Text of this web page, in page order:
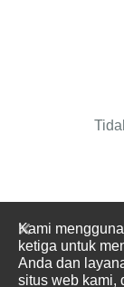
Kami
ketiga untuk
Anda dan
situs web kami,